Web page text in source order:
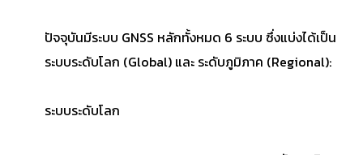
ปัจจุบันมีระบบ GNSS หลักทั้งหมด 6 ระบบ ซึ่งแบ่งได้เป็น
ระบบระดับโลก (Global) และ ระดับภูมิภาค (Regional):
ระบบระดับโลก